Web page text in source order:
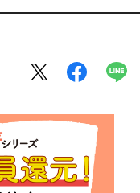
100分de名著